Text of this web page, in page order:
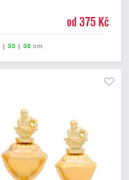
od 375 Kč
| 33 | 38 cm